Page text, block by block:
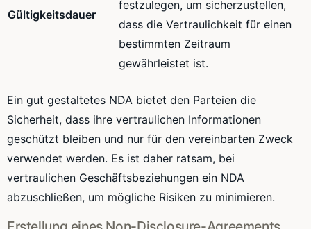
Gültigkeitsdauer
festzulegen, um sicherzustellen,
dass die Vertraulichkeit für einen
bestimmten Zeitraum
gewährleistet ist.
Ein gut gestaltetes NDA bietet den Parteien die
Sicherheit, dass ihre vertraulichen Informationen
geschützt bleiben und nur für den vereinbarten Zweck
verwendet werden. Es ist daher ratsam, bei
vertraulichen Geschäftsbeziehungen ein NDA
abzuschließen, um mögliche Risiken zu minimieren.